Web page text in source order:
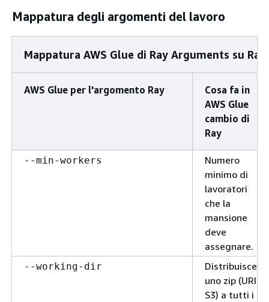
Mappatura degli argomenti del lavoro
Mappatura AWS Glue di Ray Arguments su
AWS Glue per l'argomento Ray
Cosa fa in
AWS Glue
cambio di
Ray
--min-workers
Numero
minimo di
lavoratori
che la
mansione
deve
assegnare.
--working-dir
Distribuisce
uno zip (URI
S3) a tutti i